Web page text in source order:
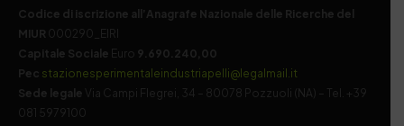
Codice di iscrizione all’Anagrafe Nazionale delle Ricerche del
MIUR 000290_EIRI
Capitale Sociale Euro 9.690.240,00
Pec stazionesperimentaleindustriapelli@legalmail.it
Sede legale
Via Campi Flegrei, 34 – 80078 Pozzuoli (NA) – Tel. +39
081 5979100